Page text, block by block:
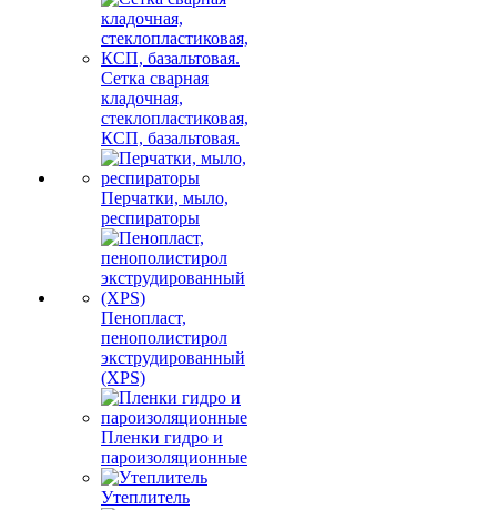
Сетка сварная
кладочная,
стеклопластиковая,
КСП, базальтовая.
Перчатки, мыло,
респираторы
Пенопласт,
пенополистирол
экструдированный
(XPS)
Пленки гидро и
пароизоляционные
Утеплитель